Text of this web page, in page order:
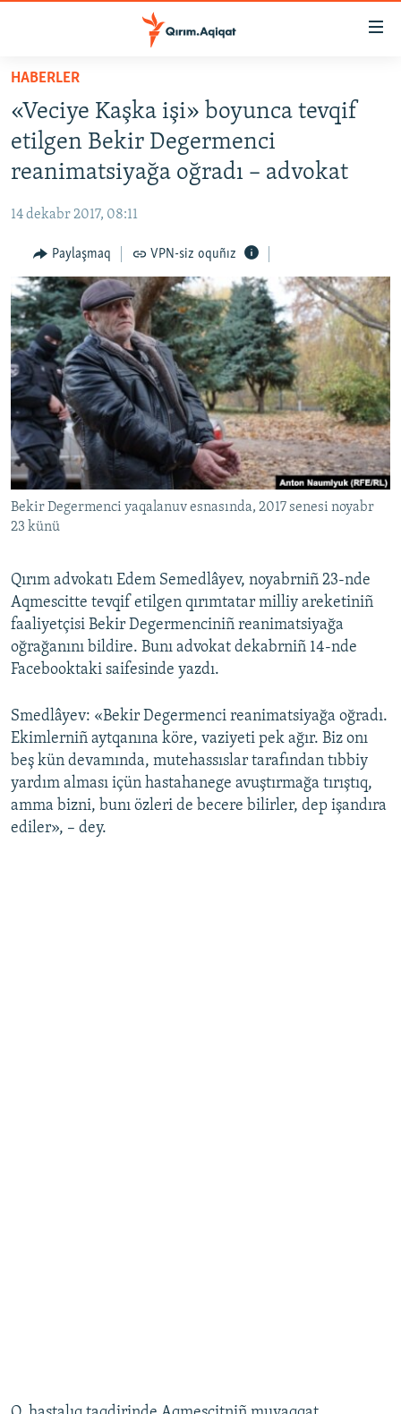
Esas
qaytmaq
Baş
navigatsiyağa
qaytmaq
Qıdıruvğa
SİYASET
İQTİSADİYAT
MEDENİYET
İNSAN AQLARI
VİDEO
SÜRET
BLOGLAR
FİKİR
Русский
Українською
QOŞULIÑIZ!
RFE/RS bütün saytları
HABERLER
«Veciye Kaşka işi» boyunca tevqif
etilgen Bekir Degermenci
reanimatsiyağa oğradı – advokat
14 dekabr 2017, 08:11
Paylaşmaq VPN-siz oquñız
Bekir Degermenci yaqalanuv esnasında, 2017 senesi noyabr
23 künü
Qırım advokatı Edem Semedlâyev, noyabrniñ 23-nde
Aqmescitte tevqif etilgen qırımtatar milliy areketiniñ
faaliyetçisi Bekir Degermenciniñ reanimatsiyağa
oğrağanını bildire. Bunı advokat dekabrniñ 14-nde
Facebooktaki saifesinde yazdı.
Smedlâyev: «Bekir Degermenci reanimatsiyağa oğradı.
Ekimlerniñ aytqanına köre, vaziyeti pek ağır. Biz onı
beş kün devamında, mutehassıslar tarafından tıbbiy
yardım alması içün hastahanege avuştırmağa tırıştıq,
amma bizni, bunı özleri de becere bilirler, dep işandıra
ediler», – dey.